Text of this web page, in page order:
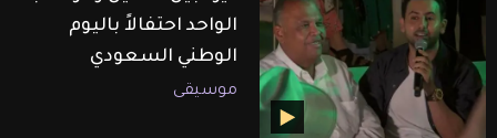
الواحد احتفالاً باليوم
الوطني السعودي
موسيقى